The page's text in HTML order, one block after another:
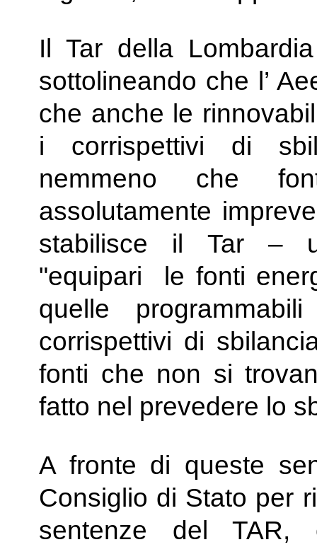
Il Tar della
sottolineando che l’
che anche le
i corrispettivi di
nemmeno che
assolutamente
stabilisce il Tar –
"equipari le fonti
quelle
corrispettivi di
fonti che non si
fatto nel prevedere lo
A fronte di queste
Consiglio di Stato per
sentenze del TAR,